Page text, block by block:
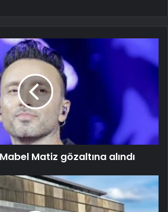
Matiz gözaltına alındı